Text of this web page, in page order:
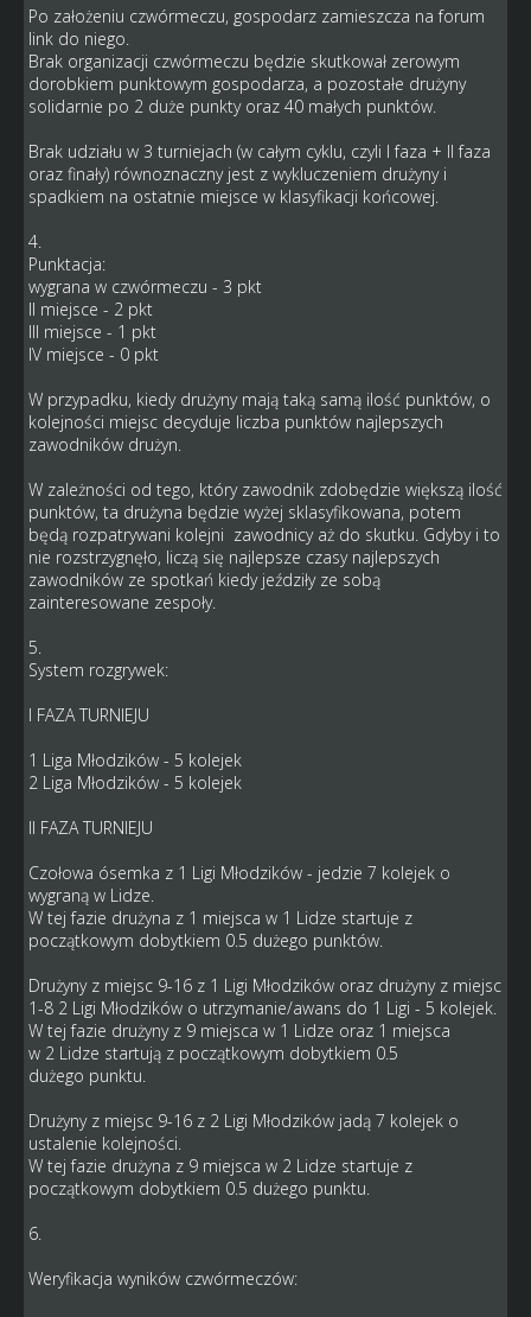
Po założeniu czwórmeczu, gospodarz zamieszcza na forum
link do niego.
Brak organizacji czwórmeczu będzie skutkował zerowym
dorobkiem punktowym gospodarza, a pozostałe drużyny
solidarnie po 2 duże punkty oraz 40 małych punktów.
Brak udziału w 3 turniejach (w całym cyklu, czyli I faza + II faza
oraz finały) równoznaczny jest z wykluczeniem drużyny i
spadkiem na ostatnie miejsce w klasyfikacji końcowej.
4.
Punktacja:
wygrana w czwórmeczu - 3 pkt
II miejsce - 2 pkt
III miejsce - 1 pkt
IV miejsce - 0 pkt
W przypadku, kiedy drużyny mają taką samą ilość punktów, o
kolejności miejsc decyduje liczba punktów najlepszych
zawodników drużyn.
W zależności od tego, który zawodnik zdobędzie większą ilość
punktów, ta drużyna będzie wyżej sklasyfikowana, potem
będą rozpatrywani kolejni zawodnicy aż do skutku. Gdyby i to
nie rozstrzygnęło, liczą się najlepsze czasy najlepszych
zawodników ze spotkań kiedy jeździły ze sobą
zainteresowane zespoły.
5.
System rozgrywek:
I FAZA TURNIEJU
1 Liga Młodzików - 5 kolejek
2 Liga Młodzików - 5 kolejek
II FAZA TURNIEJU
Czołowa ósemka z 1 Ligi Młodzików - jedzie 7 kolejek o
wygraną w Lidze.
W tej fazie drużyna z 1 miejsca w 1 Lidze startuje z
początkowym dobytkiem 0.5 dużego punktów.
Drużyny z miejsc 9-16 z 1 Ligi Młodzików oraz drużyny z miejsc
1-8 2 Ligi Młodzików o utrzymanie/awans do 1 Ligi - 5 kolejek.
W tej fazie drużyny z 9 miejsca w 1 Lidze oraz 1 miejsca
w 2 Lidze startują z początkowym dobytkiem 0.5
dużego punktu.
Drużyny z miejsc 9-16 z 2 Ligi Młodzików jadą 7 kolejek o
ustalenie kolejności.
W tej fazie drużyna z 9 miejsca w 2 Lidze startuje z
początkowym dobytkiem 0.5 dużego punktu.
6.
Weryfikacja wyników czwórmeczów: